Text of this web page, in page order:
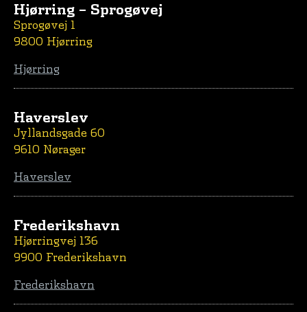
Hjørring – Sprogøvej
Sprogøvej 1
9800 Hjørring
Hjørring
Haverslev
Jyllandsgade 60
9610 Nørager
Haverslev
Frederikshavn
Hjørringvej 136
9900 Frederikshavn
Frederikshavn